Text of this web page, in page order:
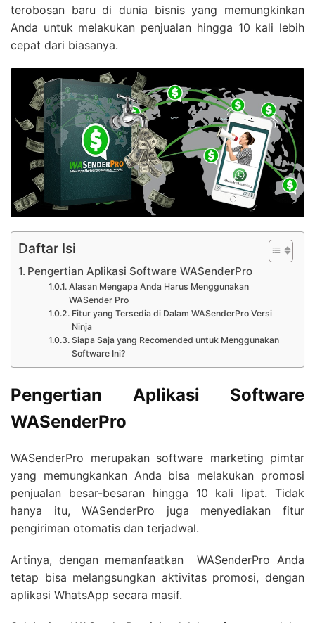
terobosan baru di dunia bisnis yang memungkinkan
Anda untuk melakukan penjualan hingga 10 kali lebih
cepat dari biasanya.
Daftar Isi
Pengertian Aplikasi Software WASenderPro
Alasan Mengapa Anda Harus Menggunakan
WASender Pro
Fitur yang Tersedia di Dalam WASenderPro Versi
Ninja
Siapa Saja yang Recomended untuk Menggunakan
Software Ini?
Pengertian Aplikasi Software
WASenderPro
WASenderPro merupakan software marketing pimtar
yang memungkankan Anda bisa melakukan promosi
penjualan besar-besaran hingga 10 kali lipat. Tidak
hanya itu, WASenderPro juga menyediakan fitur
pengiriman otomatis dan terjadwal.
Artinya, dengan memanfaatkan WASenderPro Anda
tetap bisa melangsungkan aktivitas promosi, dengan
aplikasi WhatsApp secara masif.